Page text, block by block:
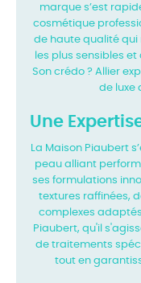
marque s’est
cosmétique
de haute qualité qui
les plus sensibles
Son crédo ? Allier
de luxe
Une
La Maison Piaubert
peau alliant
ses formulations
textures raffinées,
complexes
Piaubert, qu'il
de traitements
tout en